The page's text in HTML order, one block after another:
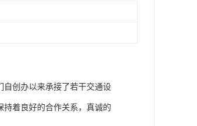
自创办以来承接了若干交通设
着良好的合作关系，真诚的